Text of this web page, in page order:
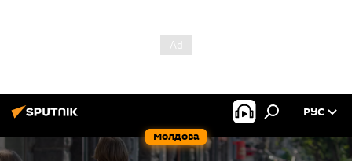
Молдова
РУС